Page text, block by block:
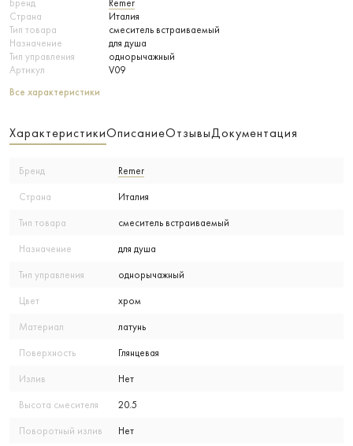
Бренд
Remer
Страна
Италия
Тип товара
смеситель встраиваемый
Назначение
для душа
Тип управления
однорычажный
Артикул
V09
Все характеристики
ХарактеристикиОписаниеОтзывыДокументация
Бренд Remer
Страна Италия
Тип товара смеситель встраиваемый
Назначение для душа
Тип управления однорычажный
Цвет хром
Материал латунь
Поверхность Глянцевая
Излив Нет
Высота смесителя 20.5
Поворотный излив Нет